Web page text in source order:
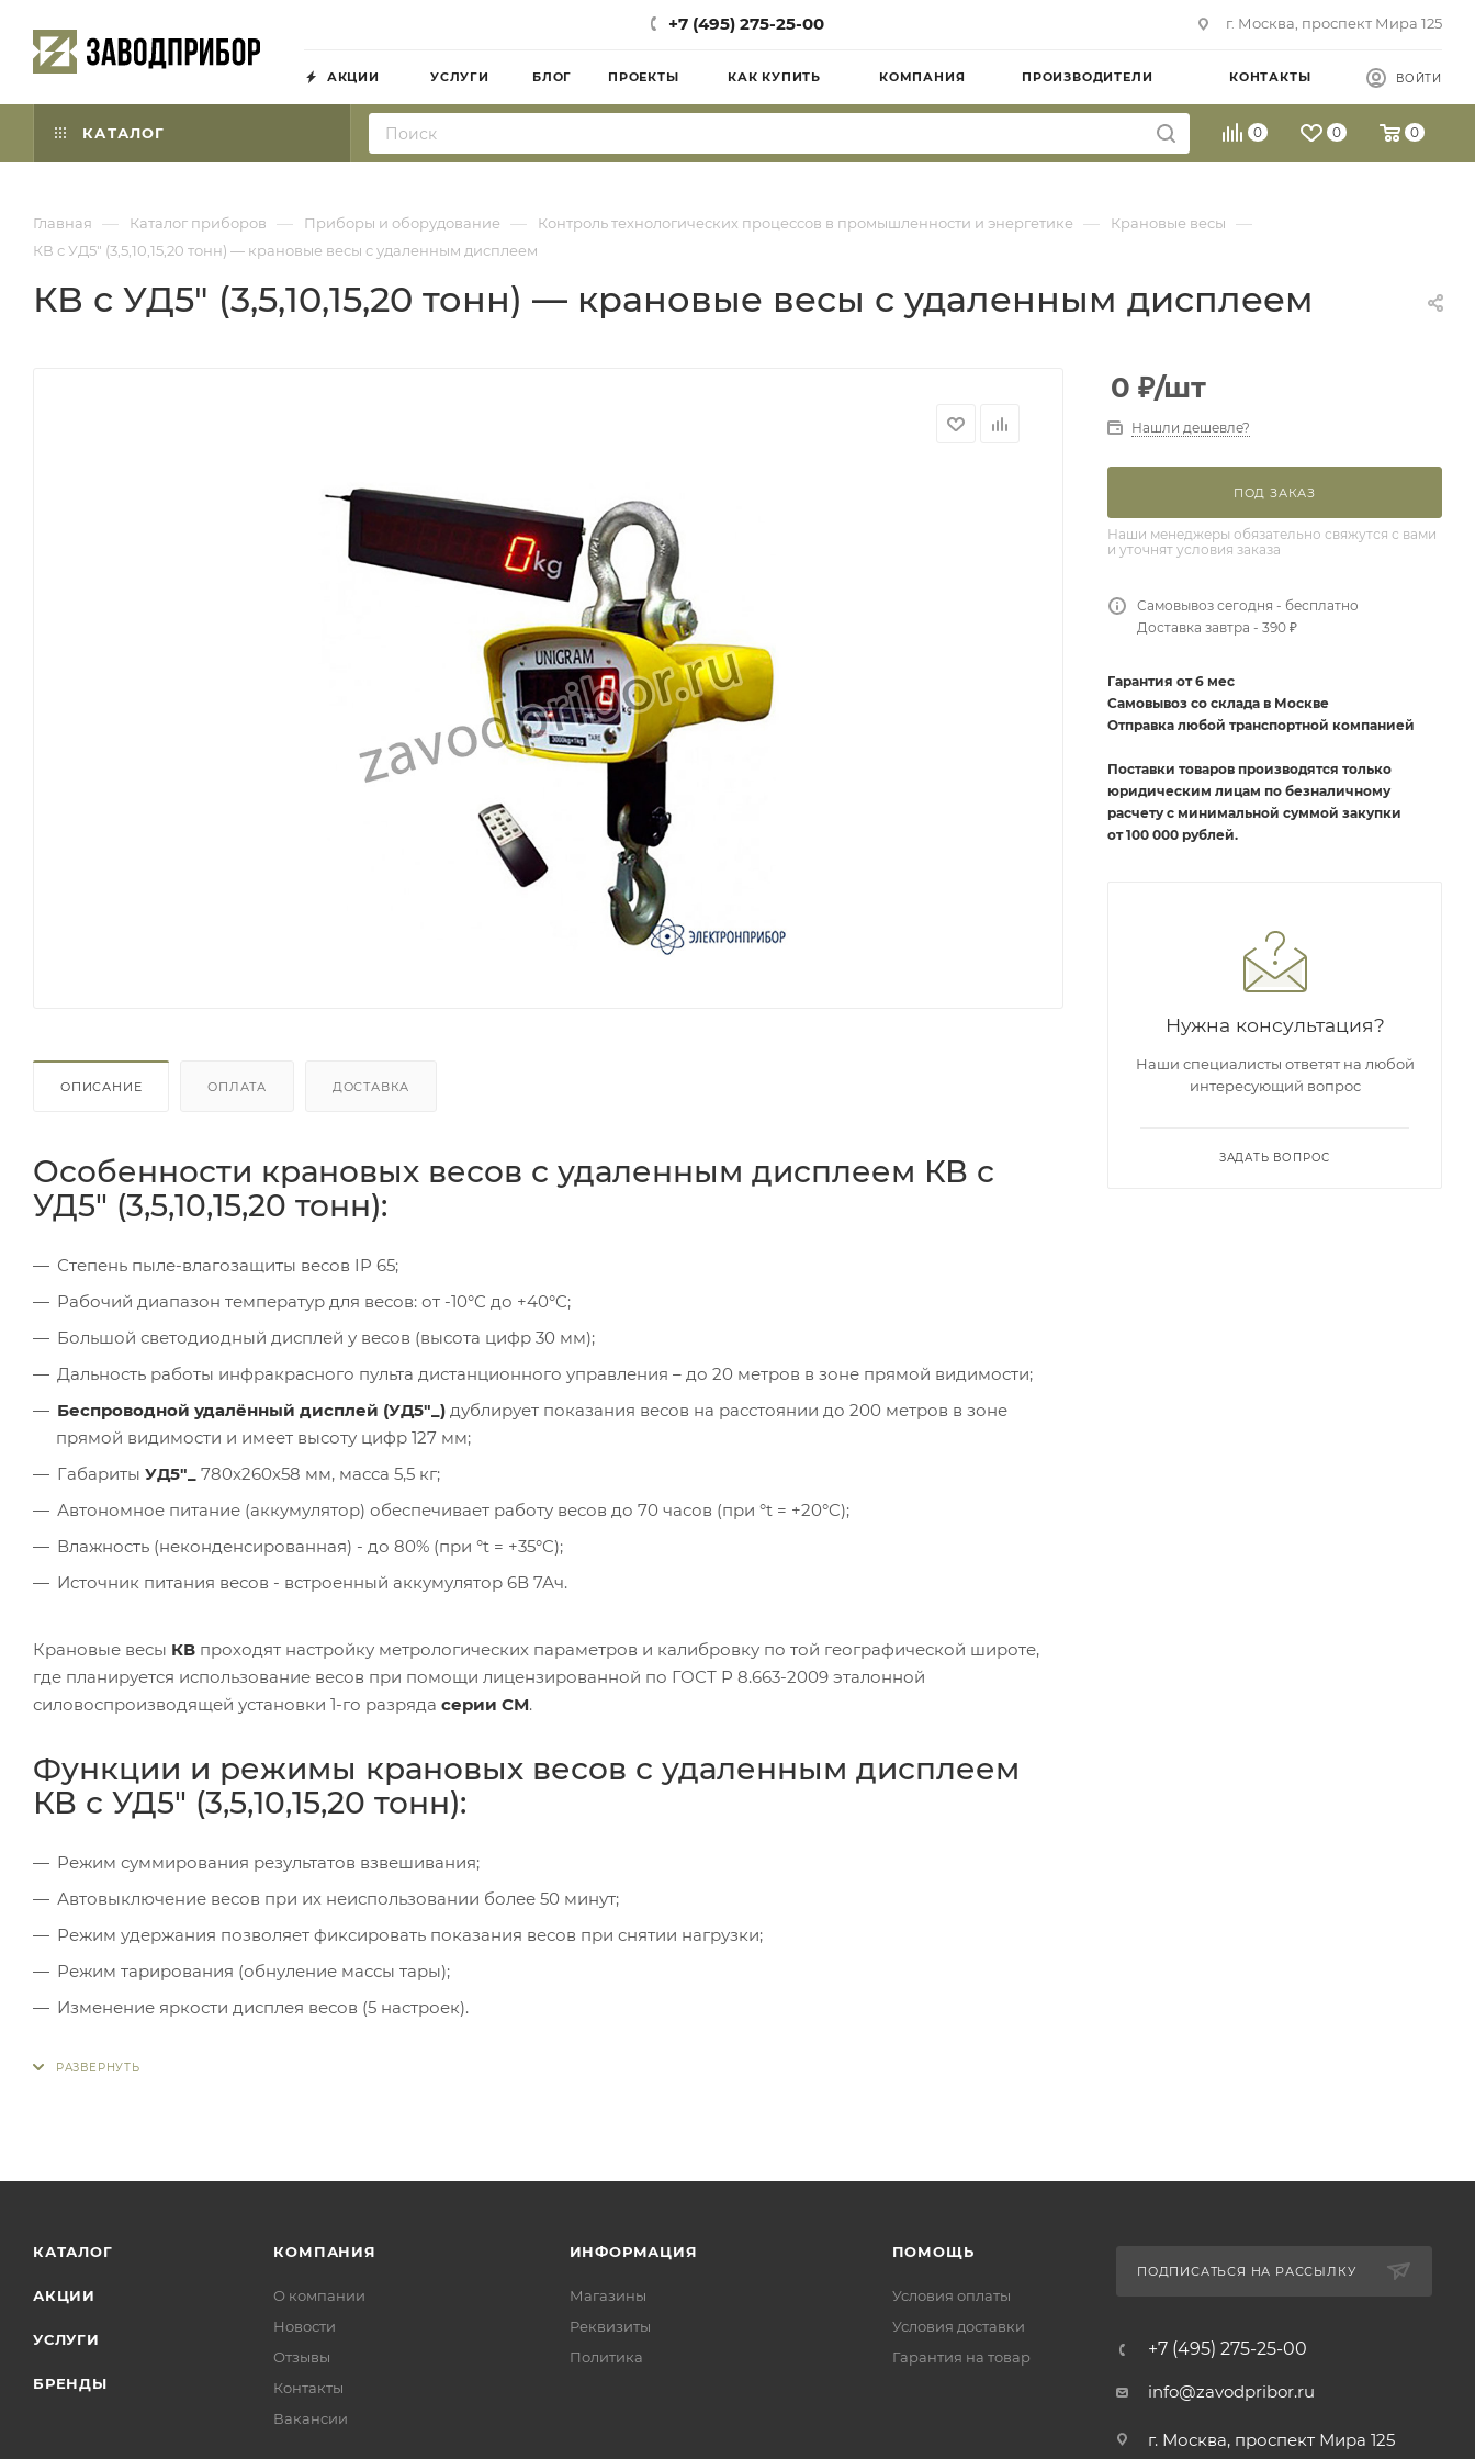
+7 (495) 275-25-00 г. Москва, проспект Мира 125
АКЦИИ УСЛУГИ БЛОГ ПРОЕКТЫ КАК КУПИТЬ КОМПАНИЯ ПРОИЗВОДИТЕЛИ КОНТАКТЫ ВОЙТИ
КАТАЛОГ 0 0 0
Главная — Каталог приборов — Приборы и оборудование — Контроль технологических процессов в промышленности и энергетике — Крановые весы —
КВ с УД5" (3,5,10,15,20 тонн) — крановые весы с удаленным дисплеем
КВ с УД5" (3,5,10,15,20 тонн) — крановые весы с удаленным дисплеем
ОПИСАНИЕ ОПЛАТА ДОСТАВКА
Особенности крановых весов с удаленным дисплеем КВ с
УД5" (3,5,10,15,20 тонн):
Степень пыле-влагозащиты весов IP 65;
Рабочий диапазон температур для весов: от -10°C до +40°C;
Большой светодиодный дисплей у весов (высота цифр 30 мм);
Дальность работы инфракрасного пульта дистанционного управления – до 20 метров в зоне прямой видимости;
Беспроводной удалённый дисплей (УД5"_) дублирует показания весов на расстоянии до 200 метров в зоне
прямой видимости и имеет высоту цифр 127 мм;
Габариты УД5"_ 780х260х58 мм, масса 5,5 кг;
Автономное питание (аккумулятор) обеспечивает работу весов до 70 часов (при °t = +20°C);
Влажность (неконденсированная) - до 80% (при °t = +35°C);
Источник питания весов - встроенный аккумулятор 6В 7Ач.
Крановые весы КВ проходят настройку метрологических параметров и калибровку по той географической широте,
где планируется использование весов при помощи лицензированной по ГОСТ Р 8.663-2009 эталонной
силовоспроизводящей установки 1-го разряда серии СМ.
Функции и режимы крановых весов с удаленным дисплеем
КВ с УД5" (3,5,10,15,20 тонн):
Режим суммирования результатов взвешивания;
Автовыключение весов при их неиспользовании более 50 минут;
Режим удержания позволяет фиксировать показания весов при снятии нагрузки;
Режим тарирования (обнуление массы тары);
Изменение яркости дисплея весов (5 настроек).
0 ₽/шт
Нашли дешевле?
ПОД ЗАКАЗ
Наши менеджеры обязательно свяжутся с вами
и уточнят условия заказа
Самовывоз сегодня - бесплатно
Доставка завтра - 390 ₽
Гарантия от 6 мес
Самовывоз со склада в Москве
Отправка любой транспортной компанией
Поставки товаров производятся только
юридическим лицам по безналичному
расчету с минимальной суммой закупки
от 100 000 рублей.
Нужна консультация?
Наши специалисты ответят на любой
интересующий вопрос
ЗАДАТЬ ВОПРОС
КАТАЛОГ
АКЦИИ
УСЛУГИ
БРЕНДЫ
КОМПАНИЯ
О компании
Новости
Отзывы
Контакты
Вакансии
ИНФОРМАЦИЯ
Магазины
Реквизиты
Политика
ПОМОЩЬ
Условия оплаты
Условия доставки
Гарантия на товар
ПОДПИСАТЬСЯ НА РАССЫЛКУ
+7 (495) 275-25-00
info@zavodpribor.ru
г. Москва, проспект Мира 125